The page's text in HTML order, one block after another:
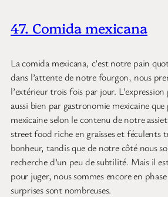
47. Comida mexicana
La comida mexicana, c’est notre pain
dans l’attente de notre fourgon, nous
l’extérieur trois fois par jour.
aussi bien par gastronomie mexicaine
mexicaine selon le contenu de notre
street food riche en graisses et féculents
bonheur, tandis que de notre côté nous
recherche d’un peu de subtilité. Mais il
pour juger, nous sommes encore en
surprises sont nombreuses.